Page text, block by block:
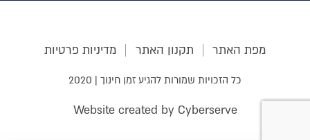
מפת האתר תקנון האתר מדיניות פרטיות
כל הזכויות שמורות להגיע זמן חינוך | 2020
Website created by Cyberserve